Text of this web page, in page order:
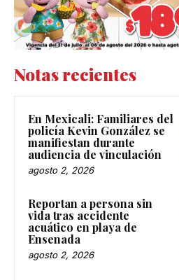
Notas recientes
En Mexicali: Familiares del
policía Kevin González se
manifiestan durante
audiencia de vinculación
agosto 2, 2026
Reportan a persona sin
vida tras accidente
acuático en playa de
Ensenada
agosto 2, 2026